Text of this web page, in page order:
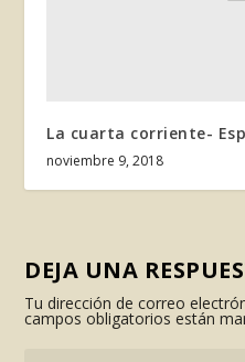
La cuarta corriente-
noviembre 9, 2018
DEJA UNA
Tu dirección de correo
campos obligatorios están